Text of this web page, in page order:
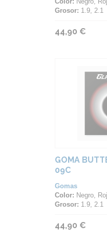
Grosor: 1.9, 2.1
44,90 €
GOMA
09C
Gomas
Color: Negro,
Grosor: 1.9, 2.1
44,90 €